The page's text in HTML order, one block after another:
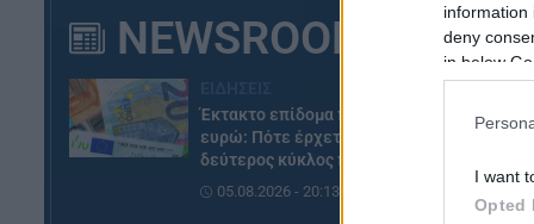
information
deny
in below
I want
Opted
NEWSROOM
Έκτακτο επίδομα παιδιού 150
ευρώ: Πότε έρχεται ο
δεύτερος κύκλος πληρωμών
05.08.2026 - 20:13